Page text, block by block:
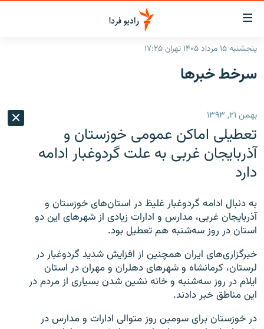
لینک‌های
قابلیت
دسترسی
بازگشت
اصلی
رفتن
به
صفحه
جستجو
ایران
رادیو
انتخاب کنید و بشنوید
برنامه‌های رادیویی
پادکست
چندرسانه‌ای
گزارش‌های ویدئویی
English
به ما بپیوندید
پنجشنبه ۱۵ مرداد ۱۴۰۵ تهران ۱۷:۲۵
سرخط‌ خبرها
بهمن ۲۱, ۱۳۹۳
تعطیلی اماکن عمومی خوزستان و
آذربایجان غربی به علت گردوغبار ادامه
دارد
به دنبال ادامه گردوغبار غلیظ در استان‌های خوزستان و
آذربایجان غربی، مدارس و ادارات زیادی از شهرهای این دو
استان در روز سه‌شنبه هم تعطیل بود.
خبرگزاری‌های ایران همچنین از افزایش شدید گردوغبار در
لرستان، کرمانشاه و شهرهای دهلران و مهران در استان
ایلام در روز سه‌شنبه و خانه نشین شدن بسیاری از مردم در
این مناطق خبر دادند.
در خوزستان برای سومین روز متوالی ادارات و مدارس در